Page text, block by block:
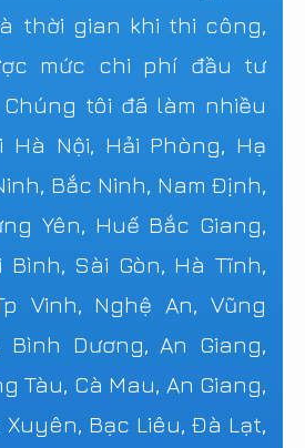
thời gian khi thi công,
mức chi phí đầu tư
tôi đã làm nhiều
Nội, Hải Phòng, Hạ
Bắc Ninh, Nam Định,
Yên, Huế Bắc Giang,
Bình, Sài Gòn, Hà Tĩnh,
Vinh, Nghệ An, Vũng
Bình Dương, An Giang,
Tàu, Cà Mau, An Giang,
Bạc Liêu, Đà Lạt,